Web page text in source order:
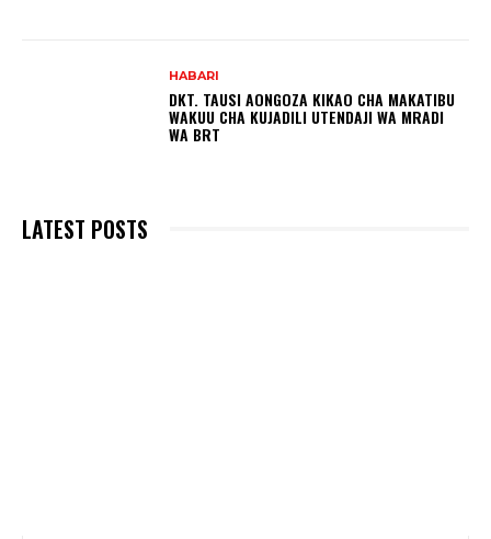
HABARI
DKT. TAUSI AONGOZA KIKAO CHA MAKATIBU
WAKUU CHA KUJADILI UTENDAJI WA MRADI
WA BRT
LATEST POSTS